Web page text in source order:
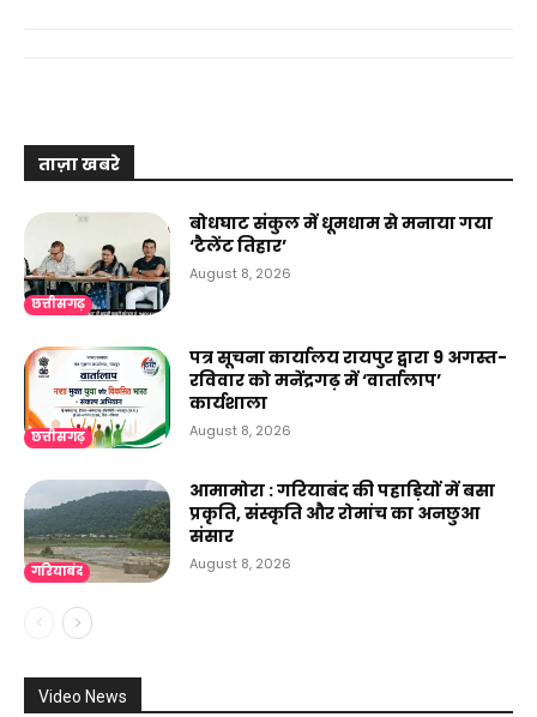
ताज़ा खबरे
छत्तीसगढ़
बोधघाट संकुल में धूमधाम से मनाया गया
‘टैलेंट तिहार’
August 8, 2026
छत्तीसगढ़
पत्र सूचना कार्यालय रायपुर द्वारा 9 अगस्त-
रविवार को मनेंद्रगढ़ में ‘वार्तालाप’
कार्यशाला
August 8, 2026
गरियाबंद
आमामोरा : गरियाबंद की पहाड़ियों में बसा
प्रकृति, संस्कृति और रोमांच का अनछुआ
संसार
August 8, 2026
Video News